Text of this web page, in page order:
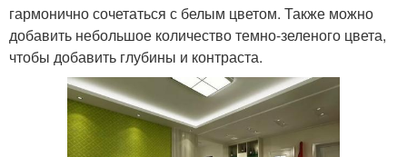
гармонично сочетаться с белым цветом. Также можно
добавить небольшое количество темно-зеленого цвета,
чтобы добавить глубины и контраста.